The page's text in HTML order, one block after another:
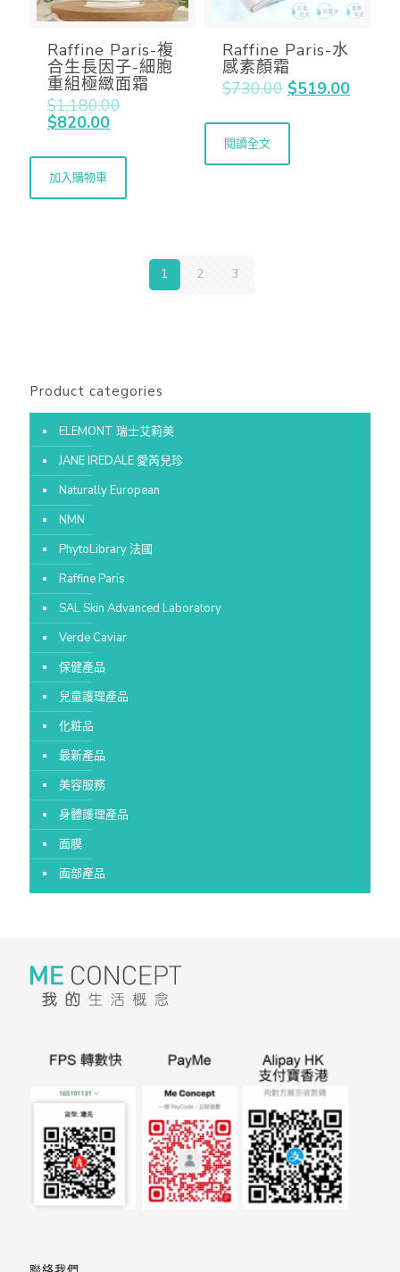
Raffine Paris-複
合生長因子-細胞
重組極緻面霜
$1,180.00
$820.00
加入購物車
Raffine Paris-水
感素顏霜
$730.00 $519.00
閱讀全文
1 2 3
Product categories
ELEMONT 瑞士艾莉美
JANE IREDALE 愛芮兒珍
Naturally European
NMN
PhytoLibrary 法國
Raffine Paris
SAL Skin Advanced Laboratory
Verde Caviar
保健產品
兒童護理產品
化粧品
最新產品
美容服務
身體護理產品
面膜
面部產品